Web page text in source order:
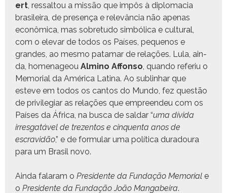
ert, ressaltou a mis­são que impôs à diplo­ma­cia
brasileira, de pre­sença e relevân­cia não ape­nas
econômi­ca, mas sobre­tu­do sim­bóli­ca e cul­tur­al,
com o ele­var de todos os País­es, pequenos e
grandes, ao mes­mo pata­mar de relações. Lula, ain­
da, hom­e­na­geou Almi­no Affon­so, quan­do referiu o
Memo­r­i­al da Améri­ca Lati­na. Ao sub­lin­har que
esteve em todos os can­tos do Mun­do, fez questão
de priv­i­le­giar as relações que empreen­deu com os
País­es da África, na bus­ca de sal­dar “uma dívi­da
irres­gatáv­el de trezen­tos e cinquen­ta anos de
escravidão,” e de for­mu­lar uma políti­ca duradoura
para um Brasil novo.
Ain­da falaram o Pres­i­dente da Fun­dação Memo­r­i­al e
o Pres­i­dente da Fun­dação João Mangabeira.